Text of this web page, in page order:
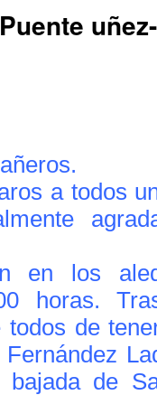
a todos
en los
horas.
todos de
de